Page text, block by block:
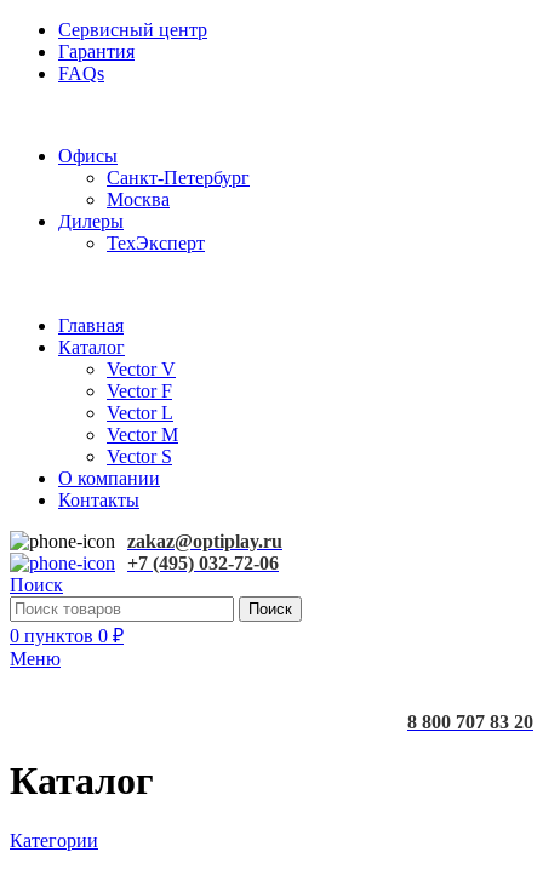
Сервисный центр
Гарантия
FAQs
Офисы
Санкт-Петербург
Москва
Дилеры
ТехЭксперт
Главная
Каталог
Vector V
Vector F
Vector L
Vector M
Vector S
О компании
Контакты
zakaz@optiplay.ru
+7 (495) 032-72-06
Поиск
Поиск
0 пунктов 0 ₽
Меню
8 800 707 83 20
Каталог
Категории